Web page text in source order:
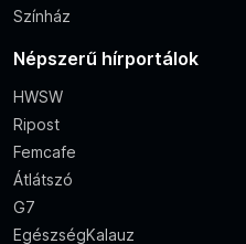
Színház
Népszerű hírportálok
HWSW
Ripost
Femcafe
Átlátszó
G7
EgészségKalauz